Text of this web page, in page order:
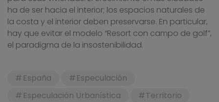
ha de ser hacia el interior; los espacios naturales de
la costa y el interior deben preservarse. En particular,
hay que evitar el modelo “Resort con campo de golf”,
el paradigma de la insostenibilidad.
España
Especulación
Especulación Urbanística
Territorio